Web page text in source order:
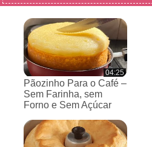
04:25
Pãozinho Para o Café –
Sem Farinha, sem
Forno e Sem Açúcar